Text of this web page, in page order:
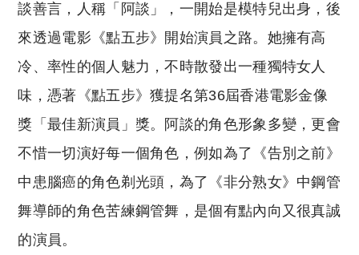
談善言，人稱「阿談」，一開始是模特兒出身，後
來透過電影《點五步》開始演員之路。她擁有高
冷、率性的個人魅力，不時散發出一種獨特女人
味，憑著《點五步》獲提名第36屆香港電影金像
獎「最佳新演員」獎。阿談的角色形象多變，更會
不惜一切演好每一個角色，例如為了《告別之前》
中患腦癌的角色剃光頭，為了《非分熟女》中鋼管
舞導師的角色苦練鋼管舞，是個有點內向又很真誠
的演員。